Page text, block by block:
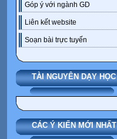
Góp ý với ngành GD
Liên kết website
Soạn bài trực tuyến
TÀI NGUYÊN DẠY HỌC
CÁC Ý KIẾN MỚI NHẤT